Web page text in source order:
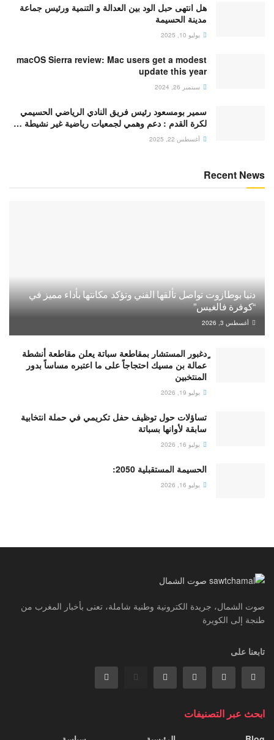
هل انتهى حبل الود بين العدالة و التنمية ورئيس جماعة
مدينة الحسيمة
يوليو 10, 2025
macOS Sierra review: Mac users get a modest
update this year
سبتمبر 26, 2024
سمير بومسعود رئيس فريق النادي الرياضي الحسيمي
لكرة القدم : دعم وهمي لجمعيات رياضية غير نشيطة …
أغسطس 22, 2025
Recent News
دنيا بوطازوت تواصل تألقها الفني وتؤكد مكانتها بأداء مميز في
“كوفرة فالغيس”
أغسطس 3, 2026
ٍدغبور المستشار بمقاطعة سباتة يعلن مقاطعة أنشطة
عمالة بن مسيك احتجاجاً على ما اعتبره مساساً بدور
المنتخبين
يوليو 19, 2026
تساؤلات حول توظيف حفل تكريمي في حملة انتخابية
سابقة لأوانها بسباتة
يوليو 16, 2026
الحسيمة المستقبلية 2050:
يوليو 16, 2026
صوت الشمال، جريدة الكترونية وطنية شاملة، تعنى بأخبار المغرب من
طنجة إلى الكويرة
تابعنا على
ابحث عبر التصنيفات